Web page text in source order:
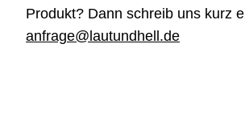
Produkt? Dann schreib uns kurz
anfrage@lautundhell.de